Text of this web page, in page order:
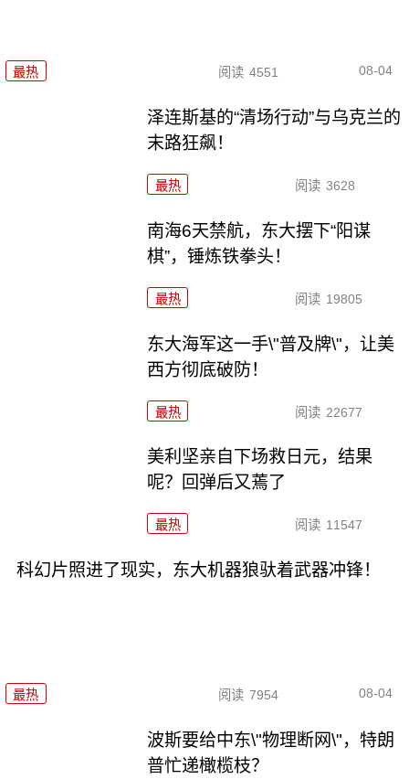
最热 阅读 4551 08-04
泽连斯基的“清场行动”与乌克兰的
末路狂飙！
最热 阅读 3628
南海6天禁航，东大摆下“阳谋
棋”，锤炼铁拳头！
最热 阅读 19805
东大海军这一手\"普及牌\"，让美
西方彻底破防！
最热 阅读 22677
美利坚亲自下场救日元，结果
呢？回弹后又蔫了
最热 阅读 11547
科幻片照进了现实，东大机器狼驮着武器冲锋！
最热 阅读 7954 08-04
波斯要给中东\"物理断网\"，特朗
普忙递橄榄枝？